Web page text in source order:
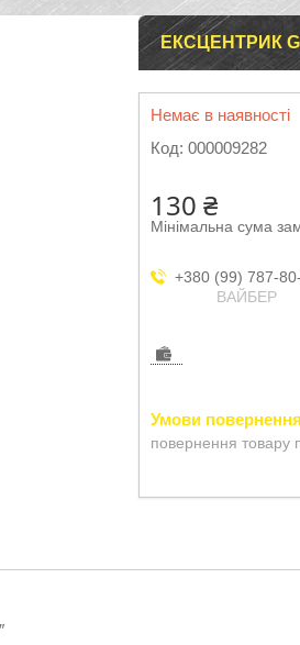
ЕКСЦЕНТРИК
Немає в наявності
Код: 000009282
130 ₴
Мінімальна сума
+380 (99) 787-
ВАЙБЕР
повернення товару